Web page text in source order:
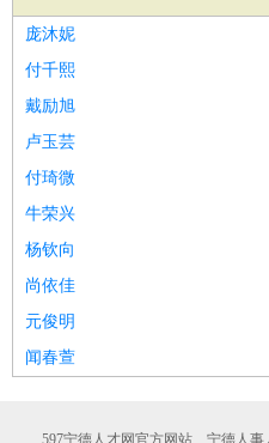
庞沐妮
付千熙
戴励旭
卢玉芸
付琦微
牛荣兴
杨钦向
尚依佳
元俊明
闻春萱
597宁德人才网官方网站、宁德人